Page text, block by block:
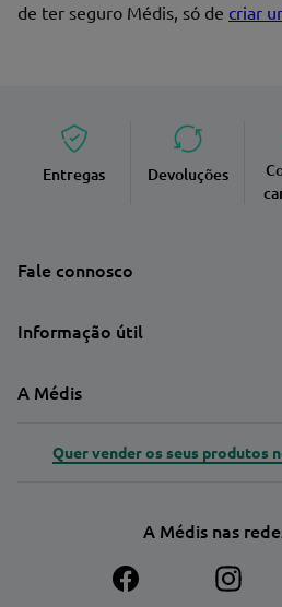
de ter seguro Médis, só de criar
Entregas Devoluções
Fale connosco
Informação útil
A Médis
Quer vender os seus produtos
A Médis nas